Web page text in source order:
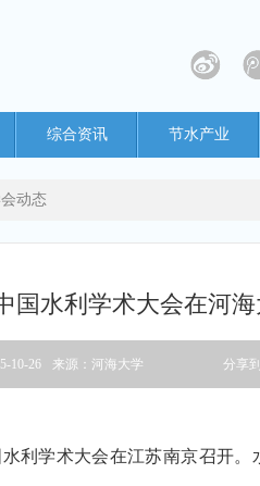
综合资讯 节水产业
动态
国水利学术大会在河
10-26 来源：河海大学 分享
利学术大会在江苏南京召开